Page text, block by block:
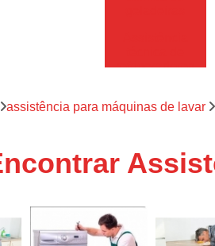
refrigeradores
técnica de
técnicas de
fogão
Assistências
técnicas de
microondas
assistência para máquinas de lavar